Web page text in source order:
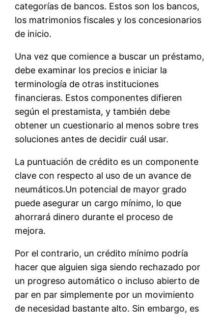
categorías de bancos. Estos son los bancos,
los matrimonios fiscales y los concesionarios
de inicio.
Una vez que comience a buscar un préstamo,
debe examinar los precios e iniciar la
terminología de otras instituciones
financieras. Estos componentes difieren
según el prestamista, y también debe
obtener un cuestionario al menos sobre tres
soluciones antes de decidir cuál usar.
La puntuación de crédito es un componente
clave con respecto al uso de un avance de
neumáticos.Un potencial de mayor grado
puede asegurar un cargo mínimo, lo que
ahorrará dinero durante el proceso de
mejora.
Por el contrario, un crédito mínimo podría
hacer que alguien siga siendo rechazado por
un progreso automático o incluso abierto de
par en par simplemente por un movimiento
de necesidad bastante alto. Sin embargo, es